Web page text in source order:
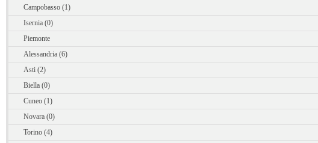
Campobasso (1)
Isernia (0)
Piemonte
Alessandria (6)
Asti (2)
Biella (0)
Cuneo (1)
Novara (0)
Torino (4)